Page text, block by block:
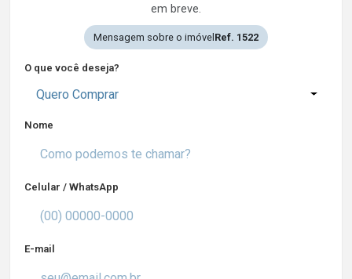
em breve.
Mensagem sobre o imóvelRef. 1522
O que você deseja?
Quero Comprar
Nome
Celular / WhatsApp
E-mail